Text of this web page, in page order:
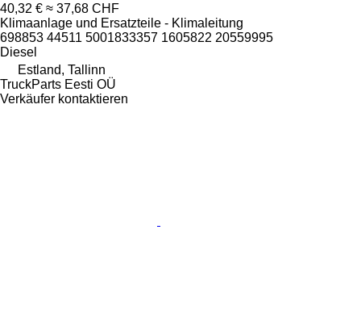
40,32 € ≈ 37,68 CHF
Klimaanlage und Ersatzteile - Klimaleitung
698853 44511 5001833357 1605822 20559995
Diesel
Estland, Tallinn
TruckParts Eesti OÜ
Verkäufer kontaktieren